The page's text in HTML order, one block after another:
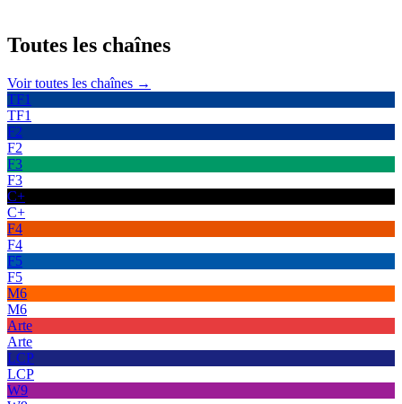
Toutes les chaînes
Voir toutes les chaînes →
TF1
TF1
F2
F2
F3
F3
C+
C+
F4
F4
F5
F5
M6
M6
Arte
Arte
LCP
LCP
W9